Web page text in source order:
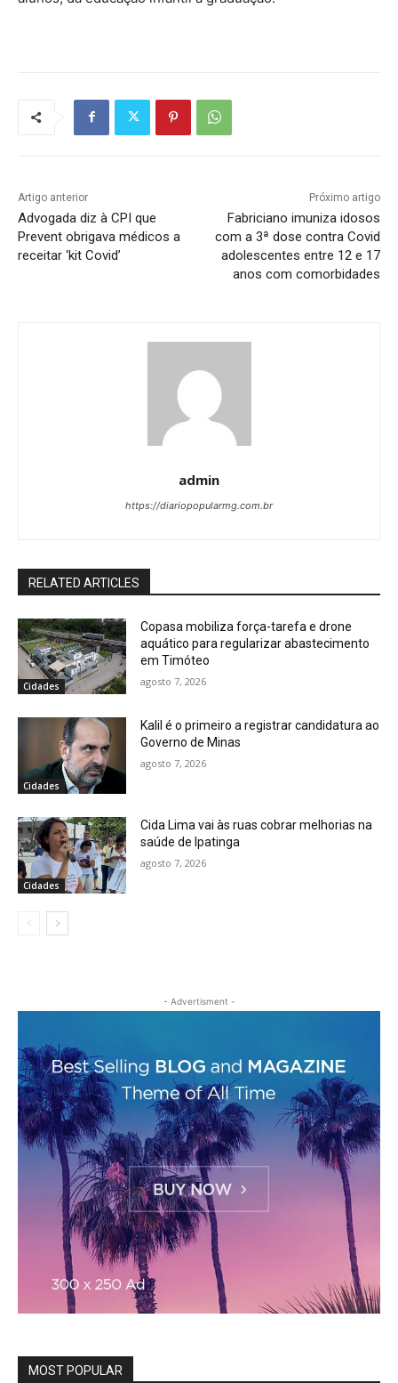
Artigo anterior
Advogada diz à CPI que
Prevent obrigava médicos a
receitar ‘kit Covid’
Próximo artigo
Fabriciano imuniza idosos
com a 3ª dose contra Covid
adolescentes entre 12 e 17
anos com comorbidades
admin
https://diariopopularmg.com.br
RELATED ARTICLES
Cidades
Copasa mobiliza força-tarefa e drone
aquático para regularizar abastecimento
em Timóteo
agosto 7, 2026
Cidades
Kalil é o primeiro a registrar candidatura ao
Governo de Minas
agosto 7, 2026
Cidades
Cida Lima vai às ruas cobrar melhorias na
saúde de Ipatinga
agosto 7, 2026
- Advertisment -
MOST POPULAR